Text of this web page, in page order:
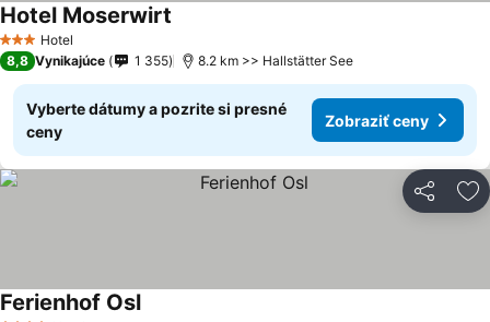
3 Počet hviezdičiek
Hotel
Hotel Moserwirt
8,8 Vynikajúce 1 355 8.2 km >> Hallstätter See
Vyberte dátumy a pozrite si presné
ceny
Zobraziť ceny
Zdieľať
Ferienhof Osl